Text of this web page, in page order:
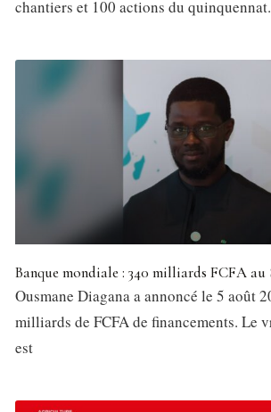
chantiers et 100 actions du
Banque mondiale : 340 milliards FCFA au
Ousmane Diagana a annoncé le 5 août
milliards de FCFA de financements. Le
est